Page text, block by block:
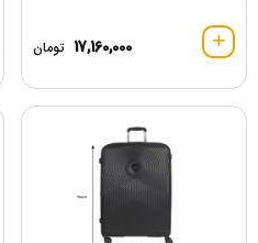
17,160,000 تومان